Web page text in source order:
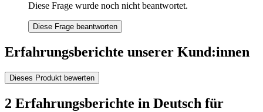
Diese Frage wurde noch nicht beantwortet.
Diese Frage beantworten
Erfahrungsberichte unserer Kund:innen
Dieses Produkt bewerten
2 Erfahrungsberichte in Deutsch für